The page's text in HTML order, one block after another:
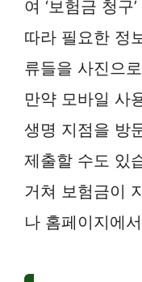
여 ‘보험금 청구
따라 필요한 정
류들을 사진으
만약 모바일 사
생명 지점을 방
제출할 수도 있
거쳐 보험금이
나 홈페이지에